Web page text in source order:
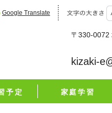
Google Translate
〒330-0072
kizaki-
予定 家庭学習